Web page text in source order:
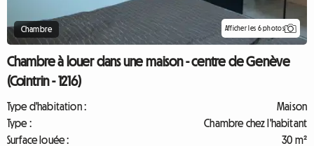
Chambre Afficher les 6 photos
Chambre à louer dans une maison - centre de Genève
(Cointrin - 1216)
Type d'habitation :
Maison
Type :
Chambre chez l'habitant
Surface louée :
30 m²